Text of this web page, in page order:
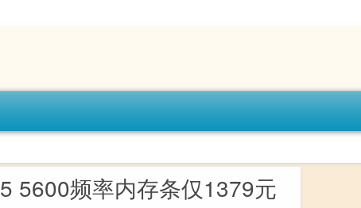
5600频率内存条仅1379元